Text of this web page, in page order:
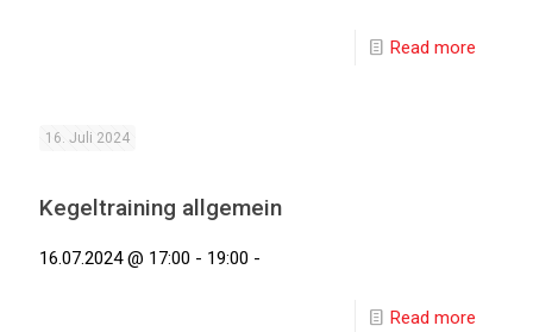
Read more
16. Juli 2024
Kegeltraining allgemein
16.07.2024 @ 17:00 - 19:00 -
Read more